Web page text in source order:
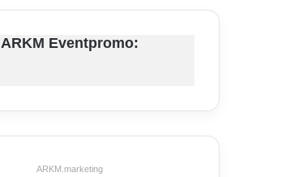
ARKM Eventpromo:
ARKM.marketing